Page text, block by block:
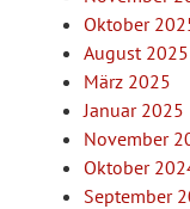
Oktober
August 2025
März 2025
Januar 2025
November
Oktober
September